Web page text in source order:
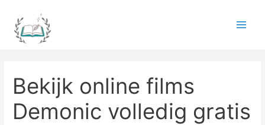
content
Bekijk online films
Demonic volledig gratis